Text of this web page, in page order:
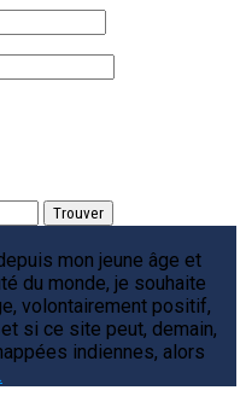
mon jeune âge et
du monde, je souhaite
volontairement positif,
si ce site peut, demain,
indiennes, alors